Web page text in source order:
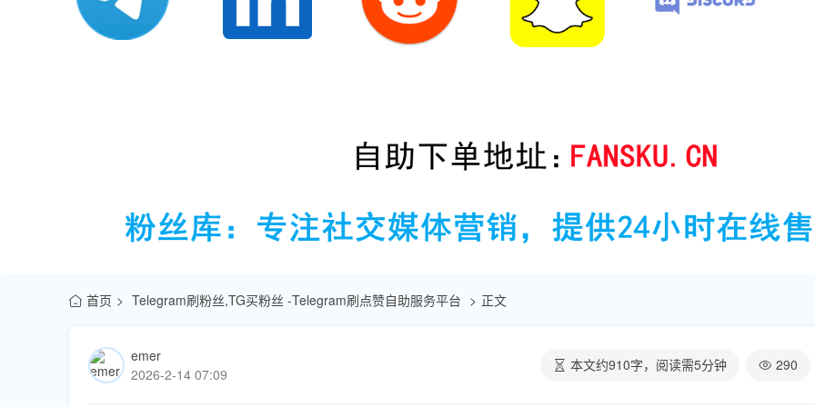
首页 Telegram刷粉丝,TG买粉丝 -Telegram刷点赞自助服务平台 正文
emer
2026-2-14 07:09
本文约910字，阅读需5分钟 290